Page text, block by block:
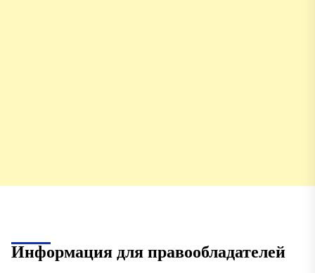
Информация для правообладателей